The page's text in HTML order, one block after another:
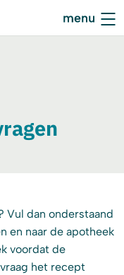
Vul dan onderstaand
en naar de apotheek
voordat de
het recept